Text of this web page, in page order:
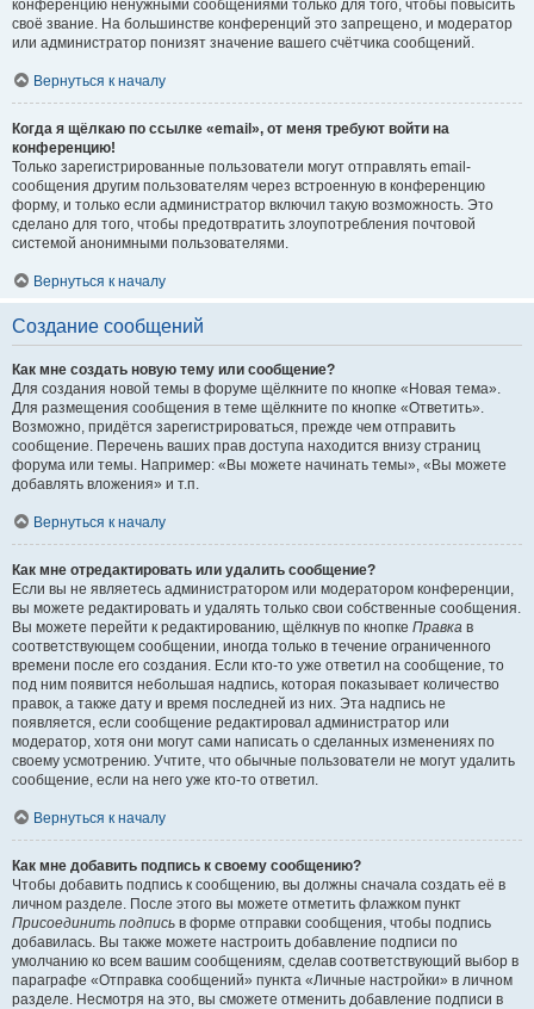
конференцию ненужными сообщениями только для того, чтобы повысить
своё звание. На большинстве конференций это запрещено, и модератор
или администратор понизят значение вашего счётчика сообщений.
Вернуться к началу
Когда я щёлкаю по ссылке «email», от меня требуют войти на
конференцию!
Только зарегистрированные пользователи могут отправлять email-
сообщения другим пользователям через встроенную в конференцию
форму, и только если администратор включил такую возможность. Это
сделано для того, чтобы предотвратить злоупотребления почтовой
системой анонимными пользователями.
Вернуться к началу
Создание сообщений
Как мне создать новую тему или сообщение?
Для создания новой темы в форуме щёлкните по кнопке «Новая тема».
Для размещения сообщения в теме щёлкните по кнопке «Ответить».
Возможно, придётся зарегистрироваться, прежде чем отправить
сообщение. Перечень ваших прав доступа находится внизу страниц
форума или темы. Например: «Вы можете начинать темы», «Вы можете
добавлять вложения» и т.п.
Вернуться к началу
Как мне отредактировать или удалить сообщение?
Если вы не являетесь администратором или модератором конференции,
вы можете редактировать и удалять только свои собственные сообщения.
Вы можете перейти к редактированию, щёлкнув по кнопке Правка в
соответствующем сообщении, иногда только в течение ограниченного
времени после его создания. Если кто-то уже ответил на сообщение, то
под ним появится небольшая надпись, которая показывает количество
правок, а также дату и время последней из них. Эта надпись не
появляется, если сообщение редактировал администратор или
модератор, хотя они могут сами написать о сделанных изменениях по
своему усмотрению. Учтите, что обычные пользователи не могут удалить
сообщение, если на него уже кто-то ответил.
Вернуться к началу
Как мне добавить подпись к своему сообщению?
Чтобы добавить подпись к сообщению, вы должны сначала создать её в
личном разделе. После этого вы можете отметить флажком пункт
Присоединить подпись в форме отправки сообщения, чтобы подпись
добавилась. Вы также можете настроить добавление подписи по
умолчанию ко всем вашим сообщениям, сделав соответствующий выбор в
параграфе «Отправка сообщений» пункта «Личные настройки» в личном
разделе. Несмотря на это, вы сможете отменить добавление подписи в